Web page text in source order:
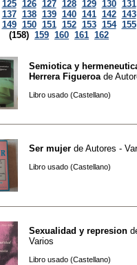
125 126 127 128 129 130 131
137 138 139 140 141 142 143
149 150 151 152 153 154 155
(158) 159 160 161 162
Semiotica y
Herrera Figueroa de
Libro usado (Castellano)
Ser mujer de Autores -
Libro usado (Castellano)
Sexualidad y represion
Varios
Libro usado (Castellano)